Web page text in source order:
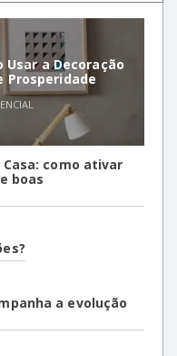
Usar a Decoração
Prosperidade
Casa: como ativar
boas
a evolução